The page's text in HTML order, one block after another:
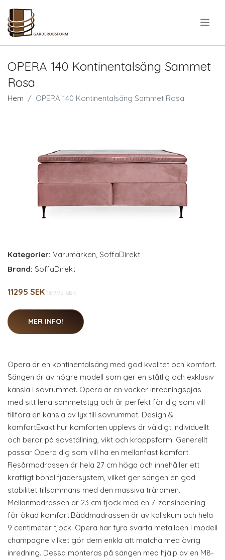
OPERA 140 Kontinentalsäng Sammet
Rosa
Hem OPERA 140 Kontinentalsäng Sammet Rosa
Kategorier: Varumärken, SoffaDirekt
Brand: SoffaDirekt
11295 SEK 16995 SEK
MER INFO!
Opera är en kontinentalsäng med god kvalitet och komfort.
Sängen är av högre modell som ger en ståtlig och exklusiv
känsla i sovrummet. Opera är en vacker inredningspjäs
med sitt lena sammetstyg och är perfekt för dig som vill
tillföra en känsla av lyx till sovrummet. Design &
komfortExakt hur komforten upplevs är väldigt individuellt
och beror på sovställning, vikt och kroppsform. Generellt
passar Opera dig som vill ha en mellanfast komfort.
Resårmadrassen är hela 27 cm höga och innehåller ett
kraftigt bonellfjädersystem, vilket ger sängen en god
stabilitet tillsammans med den massiva träramen.
Mellanmadrassen är 23 cm tjock med en 7-zonsindelning
för ökad komfort.Bäddmadrassen är av kallskum och hela
9 centimeter tjock. Opera har fyra svarta metallben i modell
champagne vilket gör dem enkla att matcha med övrig
inredning. Dessa monteras på sängen med hjälp av en M8-